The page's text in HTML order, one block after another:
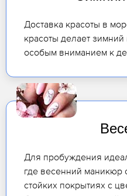
Доставка красоты в
красоты делает
особым вниманием к
Для пробуждения
где весенний маникюр
стойких покрытиях с